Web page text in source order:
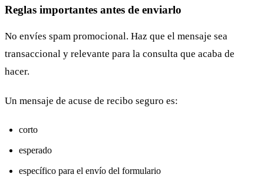
Reglas importantes antes de enviarlo
No envíes spam promocional. Haz que el mensaje sea
transaccional y relevante para la consulta que acaba de
hacer.
Un mensaje de acuse de recibo seguro es:
corto
esperado
específico para el envío del formulario